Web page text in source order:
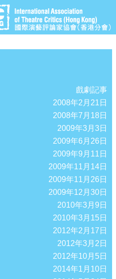
戲劇記事
2008年2月21日
2008年7月18日
2009年3月3日
2009年6月26日
2009年9月11日
2009年11月14日
2009年11月26日
2009年12月30日
2010年3月9日
2010年3月15日
2012年2月17日
2012年3月2日
2012年10月5日
2014年1月10日